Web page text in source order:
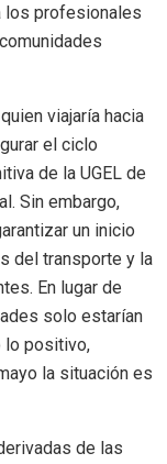
los profesionales
viajaría hacia
el ciclo
de la UGEL de
Sin embargo,
un inicio
del transporte y la
En lugar de
solo estarían
lo positivo,
la situación es
de las